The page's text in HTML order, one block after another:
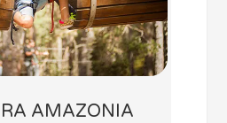
AMAZONIA